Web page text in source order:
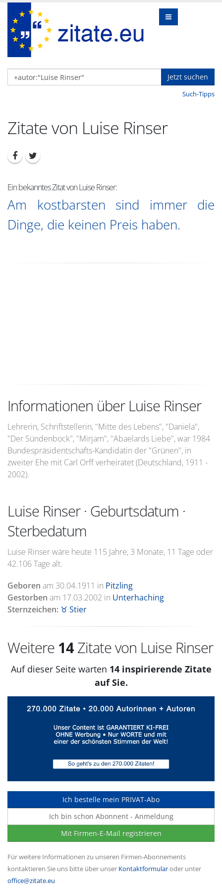
Jetzt suchen
Such-Tipps
Zitate von Luise Rinser
Ein bekanntes Zitat von Luise Rinser:
Am kostbarsten sind immer die
Dinge, die keinen Preis haben.
Informationen über Luise Rinser
Lehrerin, Schriftstellerin, "Mitte des Lebens", "Daniela",
"Der Sündenbock", "Mirjam", "Abaelards Liebe", war 1984
Bundespräsidentschafts-Kandidatin der "Grünen", in
zweiter Ehe mit Carl Orff verheiratet (Deutschland, 1911 -
2002).
Luise Rinser · Geburtsdatum ·
Sterbedatum
Luise Rinser wäre heute 115 Jahre, 3 Monate, 11 Tage oder
42.106 Tage alt.
Geboren am 30.04.1911 in Pitzling
Gestorben am 17.03.2002 in Unterhaching
Sternzeichen: ♉ Stier
Weitere 14 Zitate von Luise Rinser
Auf dieser Seite warten 14 inspirierende Zitate
auf Sie.
Ich bestelle mein PRIVAT-Abo
Ich bin schon Abonnent - Anmeldung
Mit Firmen-E-Mail registrieren
Für weitere Informationen zu unseren Firmen-Abonnements
kontaktieren Sie uns bitte über unser Kontaktformularoder unter
office@zitate.eu